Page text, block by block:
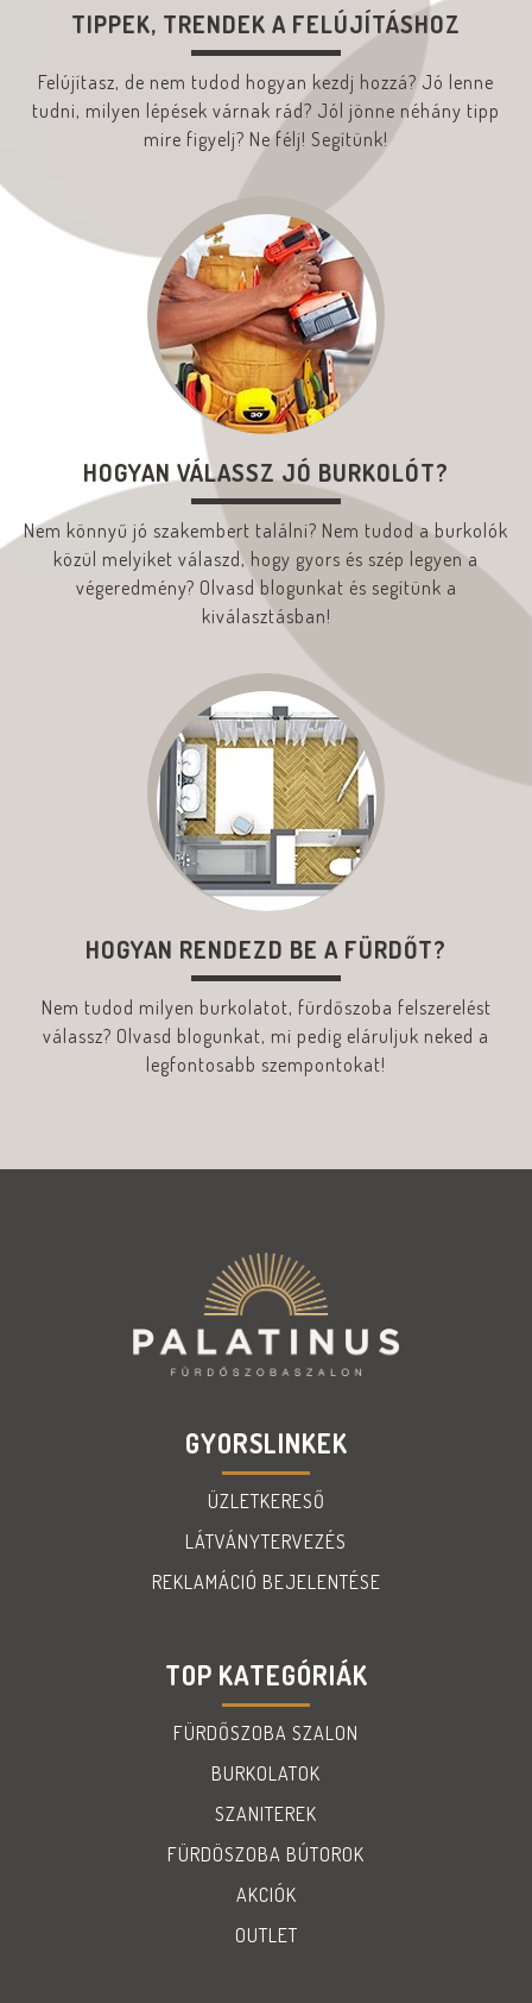
TIPPEK, TRENDEK A FELÚJÍTÁSHOZ
Felújítasz, de nem tudod hogyan kezdj hozzá? Jó lenne
tudni, milyen lépések várnak rád? Jól jönne néhány tipp
mire figyelj? Ne félj! Segítünk!
HOGYAN VÁLASSZ JÓ BURKOLÓT?
Nem könnyű jó szakembert találni? Nem tudod a burkolók
közül melyiket válaszd, hogy gyors és szép legyen a
végeredmény? Olvasd blogunkat és segítünk a
kiválasztásban!
HOGYAN RENDEZD BE A FÜRDŐT?
Nem tudod milyen burkolatot, fürdőszoba felszerelést
válassz? Olvasd blogunkat, mi pedig eláruljuk neked a
legfontosabb szempontokat!
GYORSLINKEK
ÜZLETKERESŐ
LÁTVÁNYTERVEZÉS
REKLAMÁCIÓ BEJELENTÉSE
TOP KATEGÓRIÁK
FÜRDŐSZOBA SZALON
BURKOLATOK
SZANITEREK
FÜRDÖSZOBA BÚTOROK
AKCIÓK
OUTLET